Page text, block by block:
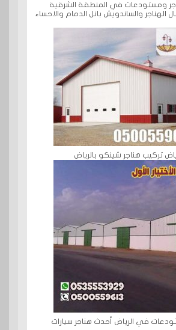
ومستودعات في المنطقة الشرقية
الهناجر والساندويش بانل الدمام والاحساء
تركيب هناجر شينكو بالرياض
في الرياض أحدث هناجر سيارات